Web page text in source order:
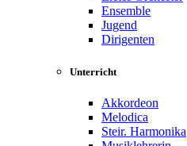
Ensemble
Jugend
Dirigenten
Unterricht
Akkordeon
Melodica
Steir. Harmonika